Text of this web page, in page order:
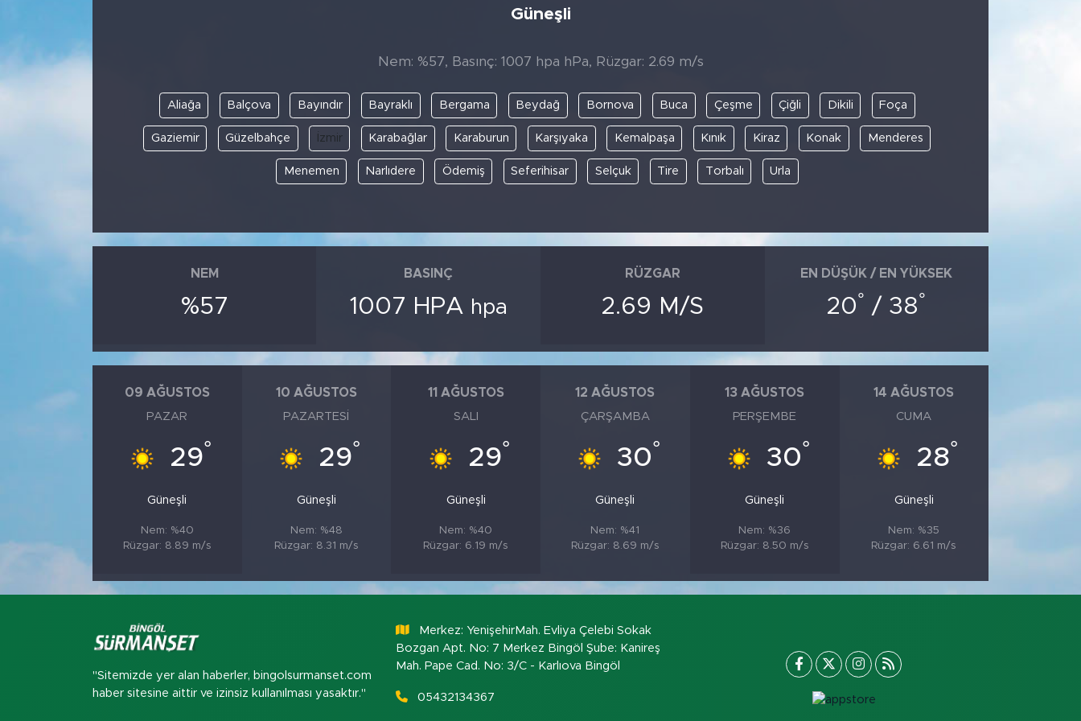
Güneşli
Nem: %57, Basınç: 1007 hpa hPa, Rüzgar: 2.69 m/s
Aliağa Balçova Bayındır Bayraklı Bergama Beydağ Bornova Buca Çeşme Çiğli Dikili Foça
Gaziemir Güzelbahçe İzmir Karabağlar Karaburun Karşıyaka Kemalpaşa Kınık Kiraz Konak Menderes
Menemen Narlıdere Ödemiş Seferihisar Selçuk Tire Torbalı Urla
NEM
%57
BASINÇ
1007 HPA hpa
RÜZGAR
2.69 M/S
EN DÜŞÜK / EN YÜKSEK
20° / 38°
09 AĞUSTOS
PAZAR
29°
Güneşli
Nem: %40
Rüzgar: 8.89 m/s
10 AĞUSTOS
PAZARTESI
29°
Güneşli
Nem: %48
Rüzgar: 8.31 m/s
11 AĞUSTOS
SALI
29°
Güneşli
Nem: %40
Rüzgar: 6.19 m/s
12 AĞUSTOS
ÇARŞAMBA
30°
Güneşli
Nem: %41
Rüzgar: 8.69 m/s
13 AĞUSTOS
PERŞEMBE
30°
Güneşli
Nem: %36
Rüzgar: 8.50 m/s
14 AĞUSTOS
CUMA
28°
Güneşli
Nem: %35
Rüzgar: 6.61 m/s
"Sitemizde yer alan haberler, bingolsurmanset.com
haber sitesine aittir ve izinsiz kullanılması yasaktır."
Merkez: YenişehirMah. Evliya Çelebi Sokak
Bozgan Apt. No: 7 Merkez Bingöl Şube: Kanireş
Mah. Pape Cad. No: 3/C - Karlıova Bingöl
05432134367
Yaşam
Hava Durumu
Bingöl Kaza Haberleri